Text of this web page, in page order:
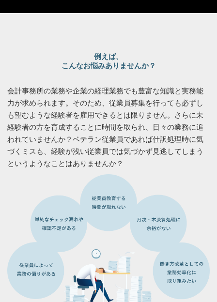
例えば、
こんなお悩みありませんか？
会計事務所の業務や企業の経理業務でも豊富な知識と実務能
力が求められます。そのため、従業員募集を行っても必ずし
も望むような経験者を雇用できるとは限りません。さらに未
経験者の方を育成することに時間を取られ、日々の業務に追
われていませんか？ベテラン従業員であれば仕訳処理時に気
づくミスも、経験が浅い従業員では気づかず見逃してしまう
というようなことはありませんか？